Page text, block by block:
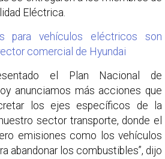
Eléctrica.
para vehículos eléctricos son
comercial de Hyundai
el Plan Nacional de
anunciamos más acciones que
los ejes específicos de la
sector transporte, donde el
emisiones como los vehículos
abandonar los combustibles”, dijo